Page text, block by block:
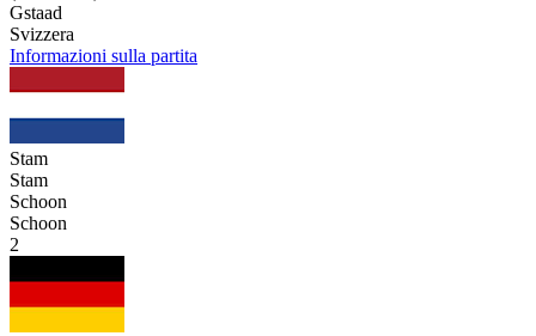
Gstaad
Svizzera
Informazioni sulla partita
Stam
Stam
Schoon
Schoon
2